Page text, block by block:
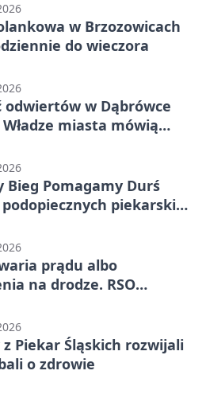
w Brzozowicach
do wieczora
odwiertów w Dąbrówce
miasta mówią
Bieg Pomagamy Durś
piekarskich
prądu albo
na drodze. RSO
z Piekar Śląskich rozwijali
o zdrowie